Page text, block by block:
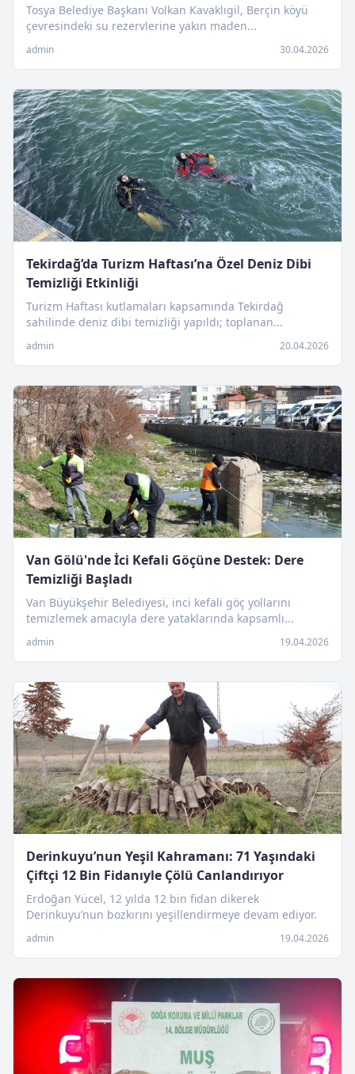
Tosya Belediye Başkanı Volkan Kavaklıgil, Berçin köyü
çevresindeki su rezervlerine yakın maden...
admin 30.04.2026
Tekirdağ’da Turizm Haftası’na Özel Deniz Dibi
Temizliği Etkinliği
Turizm Haftası kutlamaları kapsamında Tekirdağ
sahilinde deniz dibi temizliği yapıldı; toplanan...
admin 20.04.2026
Van Gölü'nde İci Kefali Göçüne Destek: Dere
Temizliği Başladı
Van Büyükşehir Belediyesi, inci kefali göç yollarını
temizlemek amacıyla dere yataklarında kapsamlı...
admin 19.04.2026
Derinkuyu’nun Yeşil Kahramanı: 71 Yaşındaki
Çiftçi 12 Bin Fidanıyle Çölü Canlandırıyor
Erdoğan Yücel, 12 yılda 12 bin fidan dikerek
Derinkuyu’nun bozkırını yeşillendirmeye devam ediyor.
admin 19.04.2026